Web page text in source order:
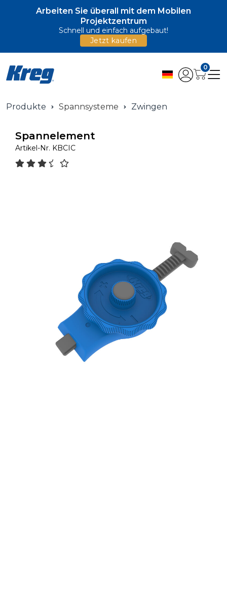
Arbeiten Sie überall mit dem Mobilen
Projektzentrum
Schnell und einfach aufgebaut!
Jetzt kaufen
0
Produkte Spannsysteme Zwingen
Spannelement
Artikel-Nr. KBCIC